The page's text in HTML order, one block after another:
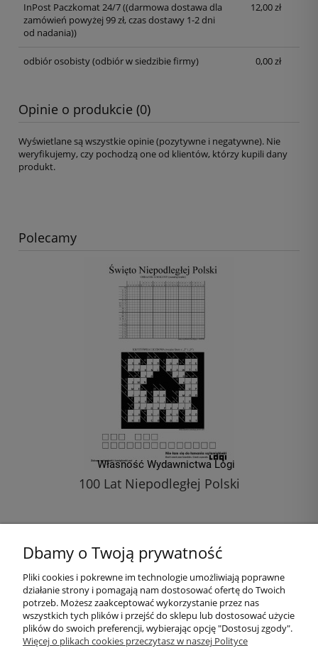
InPost Paczkomat 24/7((darmowa dostawa dla
zamówień powyżej 99 zł, czas dostawy 1-2 dni
od nadania))
12,00 zł
odbiór osobisty(odbiór w siedzibie firmy) 0,00 zł
Opinie o produkcie (0)
Wyświetlane są wszystkie opinie (pozytywne i negatywne). Nie
weryfikujemy, czy pochodzą one od klientów, którzy kupili dany
produkt.
Polecamy
100 Lat Niepodległej Polski
do koszyka
Pomoc
Moje konto
Dbamy o Twoją prywatność
Pliki cookies i pokrewne im technologie umożliwiają poprawne
działanie strony i pomagają nam dostosować ofertę do Twoich
potrzeb. Możesz zaakceptować wykorzystanie przez nas
wszystkich tych plików i przejść do sklepu lub dostosować użycie
plików do swoich preferencji, wybierając opcję "Dostosuj zgody".
Więcej o plikach cookies przeczytasz w naszej Polityce